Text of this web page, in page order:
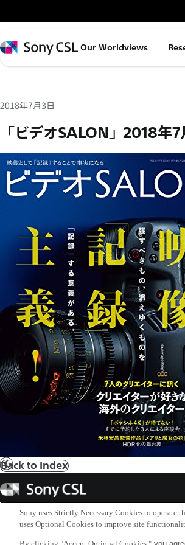
イ
ン
コ
ン
ツ
へ
ス
キ
Sony
Our Worldviews
2018年7月3日
「ビデオSALON」2018年
前
Back to Index
Sony
CSL
Sony uses Strictly Necessary Cookies to operate
uses Optional Cookies to improve site